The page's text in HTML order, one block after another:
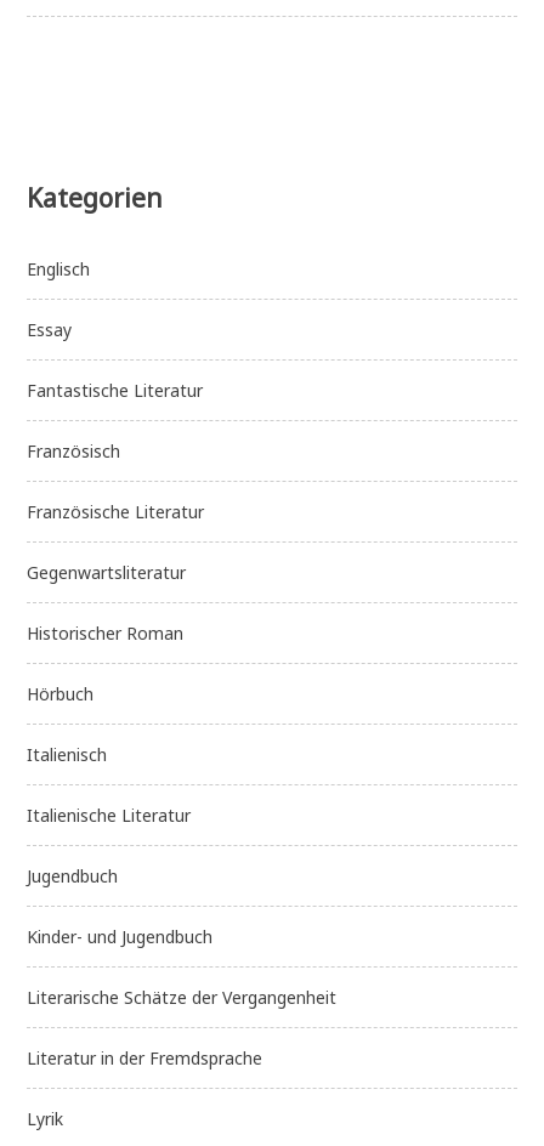
Kategorien
Englisch
Essay
Fantastische Literatur
Französisch
Französische Literatur
Gegenwartsliteratur
Historischer Roman
Hörbuch
Italienisch
Italienische Literatur
Jugendbuch
Kinder- und Jugendbuch
Literarische Schätze der Vergangenheit
Literatur in der Fremdsprache
Lyrik